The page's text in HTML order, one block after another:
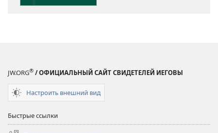
JW.ORG® / ОФИЦИАЛЬНЫЙ САЙТ СВИДЕТЕЛЕЙ ИЕГОВЫ
Настроить внешний вид
Быстрые ссылки